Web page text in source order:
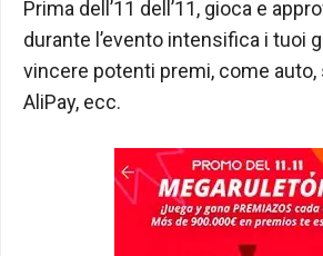
Prima dell’11 dell’11, gioca e
durante l’evento intensifica i tuoi
vincere potenti premi, come auto,
AliPay, ecc.